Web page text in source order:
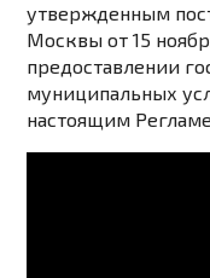
утвержденным
Москвы от 15
предоставлении
муниципальных
настоящим